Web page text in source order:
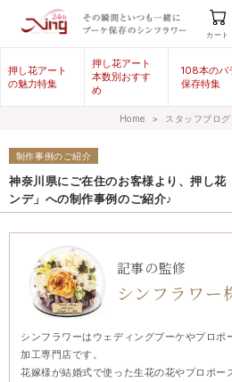
カート
押し花アート
の魅力特集
押し花アート
本数別おすす
め
108本のバ
保存特集
Home ＞ スタッフブログ
制作事例のご紹介
神奈川県にご在住のお客様より、押し花
ンデ」への制作事例のご紹介♪
記事の監修
シンフラワー
シンフラワーはウェディングブーケやプロポ
加工専門店です。
花嫁様が結婚式で使った生花の花やプロポー